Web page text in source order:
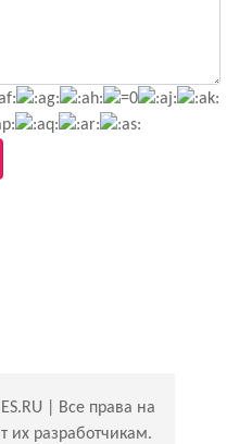
| Все права на
их разработчикам.